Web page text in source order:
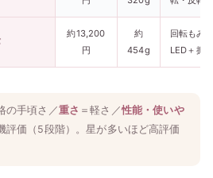
約13,200
円
約
454g
回転もみ
LED＋振動
の手頃さ／重さ ＝軽さ／性能・使いや
評価（5段階）。星が多いほど高評価